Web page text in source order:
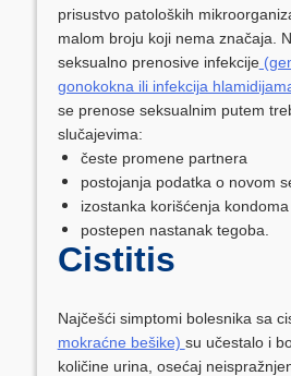
prisustvo patoloških
malom broju koji nema značaja.
seksualno prenosive infekcije
gonokokna ili infekcija
se prenose seksualnim putem
slučajevima:
česte promene partnera
postojanja podatka o novom
izostanka korišćenja kondoma
postepen nastanak tegoba.
Cistitis
Najčešći simptomi bolesnika sa
mokraćne bešike) su učestalo i
količine urina, osećaj